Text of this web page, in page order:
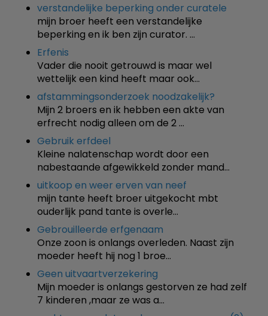
verstandelijke beperking onder curatele
mijn broer heeft een verstandelijke
beperking en ik ben zijn curator. …
Erfenis
Vader die nooit getrouwd is maar wel
wettelijk een kind heeft maar ook…
afstammingsonderzoek noodzakelijk?
Mijn 2 broers en ik hebben een akte van
erfrecht nodig alleen om de 2 …
Gebruik erfdeel
Kleine nalatenschap wordt door een
nabestaande afgewikkeld zonder mand…
uitkoop en weer erven van neef
mijn tante heeft broer uitgekocht mbt
ouderlijk pand tante is overle…
Gebrouilleerde erfgenaam
Onze zoon is onlangs overleden. Naast zijn
moeder heeft hij nog 1 broe…
Geen uitvaartverzekering
Mijn moeder is onlangs gestorven ze had zelf
7 kinderen ,maar ze was a…